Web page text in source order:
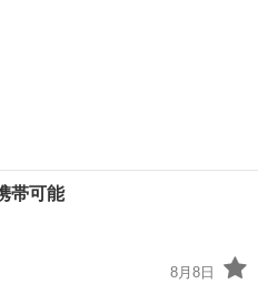
帯可能
8月8日